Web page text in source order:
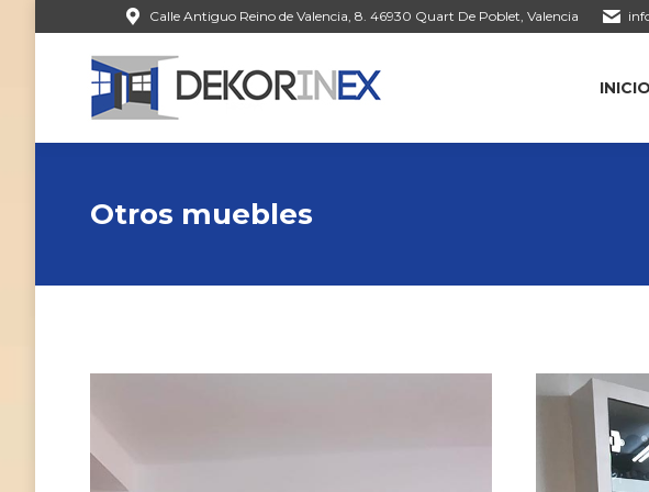
Calle Antiguo Reino de Valencia, 8. 46930 Quart De Poblet, Valencia
INICIO
Otros muebles
INICIO